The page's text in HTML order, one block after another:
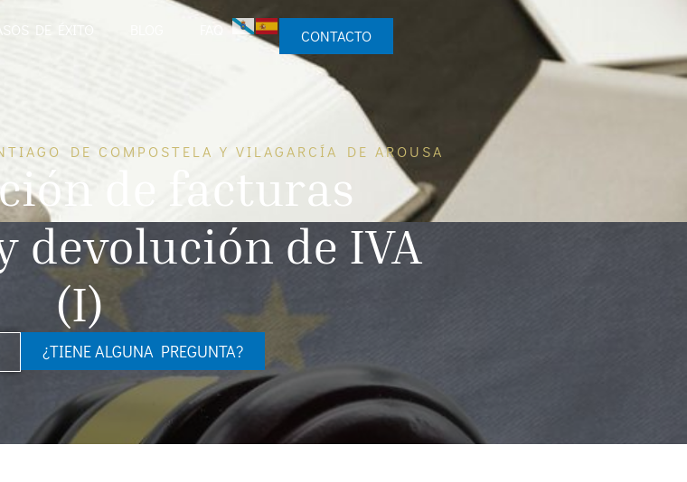
DE ÉXITO FAQ CONTACTO
DE COMPOSTELA Y VILAGARCÍA DE AROUSA
de facturas
devolución de IVA
(I)
¿TIENE ALGUNA PREGUNTA?